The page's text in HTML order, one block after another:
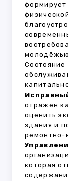
формирует
Состояние
отражён
оценить
здания и
ремонтно-
которая